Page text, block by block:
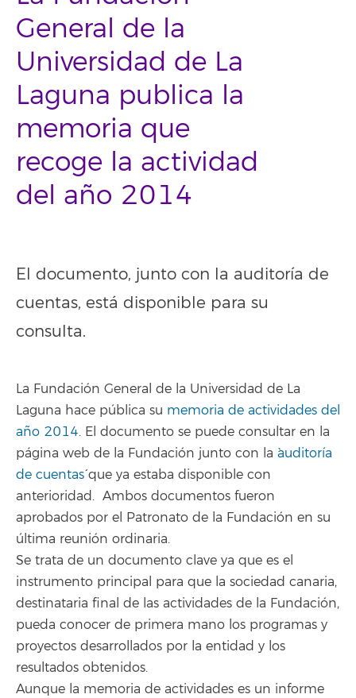
General de la
Universidad de La
Laguna publica la
memoria que
recoge la actividad
del año 2014
El documento, junto con la auditoría de
cuentas, está disponible para su
consulta.
La Fundación General de la Universidad de La
Laguna hace pública su memoria de actividades del
año 2014. El documento se puede consultar en la
página web de la Fundación junto con la ` auditoría
de cuentas´ que ya estaba disponible con
anterioridad. Ambos documentos fueron
aprobados por el Patronato de la Fundación en su
última reunión ordinaria.
Se trata de un documento clave ya que es el
instrumento principal para que la sociedad canaria,
destinataria final de las actividades de la Fundación,
pueda conocer de primera mano los programas y
proyectos desarrollados por la entidad y los
resultados obtenidos.
Aunque la memoria de actividades es un informe